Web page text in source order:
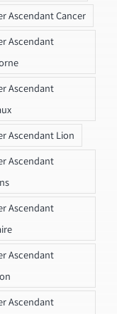
Ascendant Cancer
Ascendant
Ascendant
Ascendant Lion
Ascendant
Ascendant
Ascendant
Ascendant